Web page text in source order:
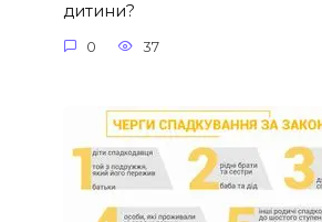
дитини?
0 37